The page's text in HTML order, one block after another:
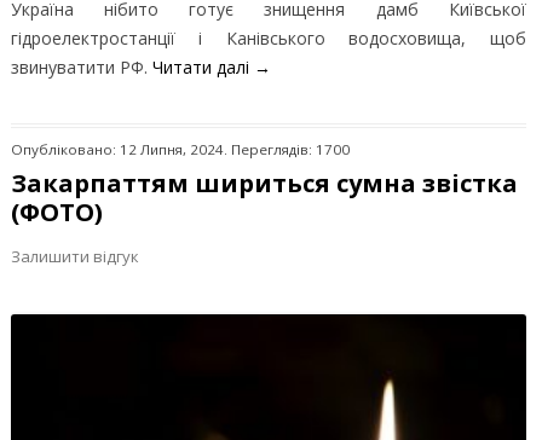
Україна нібито готує знищення дамб Київської
гідроелектростанції і Канівського водосховища, щоб
звинуватити РФ. Читати далі →
Опубліковано: 12 Липня, 2024. Переглядів: 1700
Закарпаттям шириться сумна звістка
(ФОТО)
Залишити відгук